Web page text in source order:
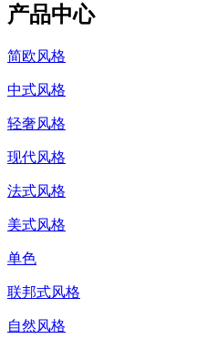
产品中心
简欧风格
中式风格
轻奢风格
现代风格
法式风格
美式风格
单色
联邦式风格
自然风格